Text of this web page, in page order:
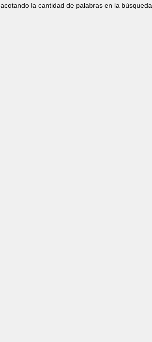
acotando la cantidad de palabras en la búsqueda.